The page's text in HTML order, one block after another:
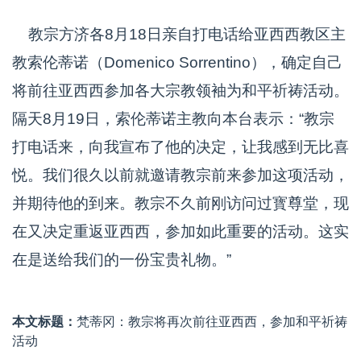
教宗方济各8月18日亲自打电话给亚西西教区主
教索伦蒂诺（Domenico Sorrentino），确定自己
将前往亚西西参加各大宗教领袖为和平祈祷活动。
隔天8月19日，索伦蒂诺主教向本台表示：“教宗
打电话来，向我宣布了他的决定，让我感到无比喜
悦。我们很久以前就邀请教宗前来参加这项活动，
并期待他的到来。教宗不久前刚访问过寳尊堂，现
在又决定重返亚西西，参加如此重要的活动。这实
在是送给我们的一份宝贵礼物。”
本文标题： 梵蒂冈：教宗将再次前往亚西西，参加和平祈祷
活动